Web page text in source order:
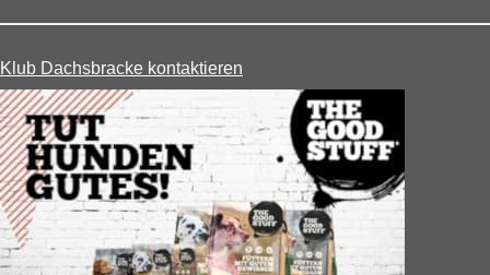
Klub Dachsbracke kontaktieren